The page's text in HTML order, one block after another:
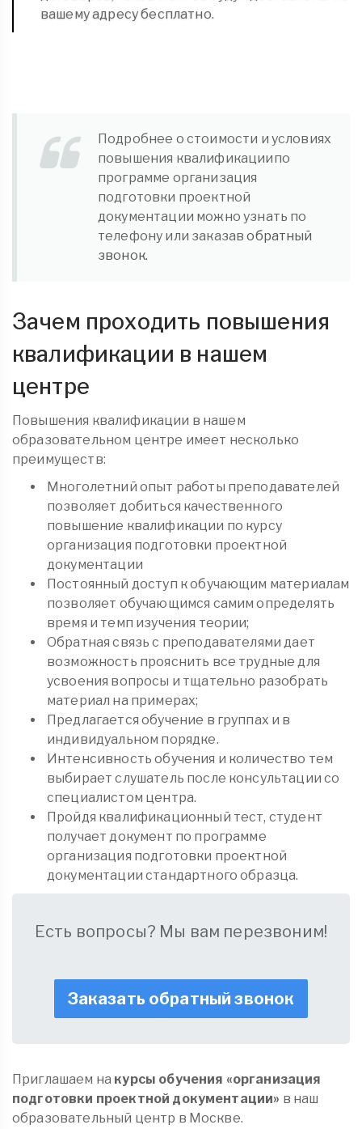
вашему адресу бесплатно.
Подробнее о стоимости и условиях
повышения квалификациипо
программе организация
подготовки проектной
документации можно узнать по
телефону или заказавобратный
звонок.
Зачем проходить повышения
квалификации в нашем
центре
Повышения квалификации в нашем
образовательном центре имеет несколько
преимуществ:
Многолетний опыт работы преподавателей
позволяет добиться качественного
повышение квалификации по курсу
организация подготовки проектной
документации
Постоянный доступ к обучающим материалам
позволяет обучающимся самим определять
время и темп изучения теории;
Обратная связь с преподавателями дает
возможность прояснить все трудные для
усвоения вопросы и тщательно разобрать
материал на примерах;
Предлагается обучение в группах и в
индивидуальном порядке.
Интенсивность обучения и количество тем
выбирает слушатель после консультации со
специалистом центра.
Пройдя квалификационный тест, студент
получает документ по программе
организация подготовки проектной
документации стандартного образца.
Есть вопросы? Мы вам перезвоним!
Заказать обратный звонок
Приглашаем на курсы обучения «организация
подготовки проектной документации» в наш
образовательный центр в Москве.